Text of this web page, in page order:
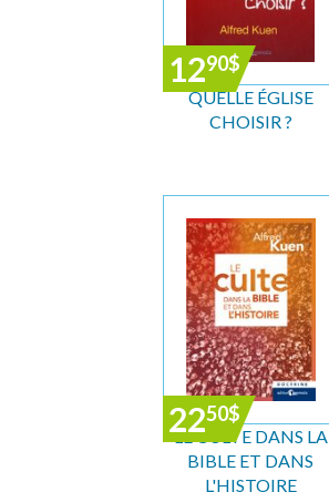
1290$
QUELLE ÉGLISE
CHOISIR ?
2250$
LE CULTE DANS LA
BIBLE ET DANS
L'HISTOIRE